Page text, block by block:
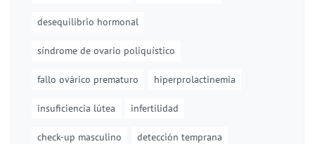
desequilibrio hormonal
síndrome de ovario poliquístico
fallo ovárico prematuro hiperprolactinemia
insuficiencia lútea infertilidad
check-up masculino detección temprana